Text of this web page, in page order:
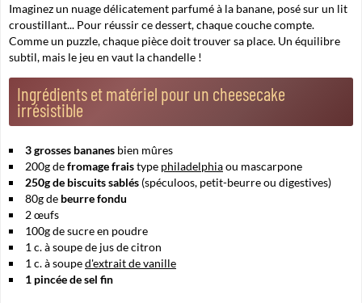
Imaginez un nuage délicatement parfumé à la banane, posé sur un lit
croustillant... Pour réussir ce dessert, chaque couche compte.
Comme un puzzle, chaque pièce doit trouver sa place. Un équilibre
subtil, mais le jeu en vaut la chandelle !
Ingrédients et matériel pour un cheesecake
irrésistible
3 grosses bananes bien mûres
200g defromage fraistype philadelphiaou mascarpone
250g de biscuits sablés (spéculoos, petit-beurre ou digestives)
80g de beurre fondu
2 œufs
100g de sucre en poudre
1 c. à soupe de jus de citron
1 c. à souped'extrait de vanille
1 pincée de sel fin